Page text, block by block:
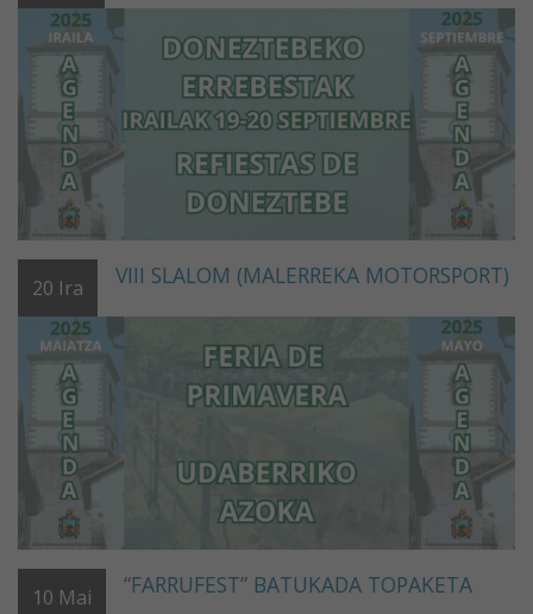
20 Ira VIII SLALOM (MALERREKA MOTORSPORT)
10 Mai “FARRUFEST” BATUKADA TOPAKETA